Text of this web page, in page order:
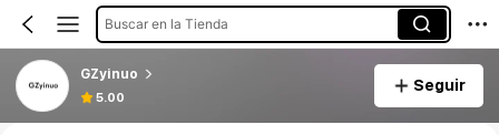
Buscar en la Tienda
GZyinuo
5.00
Seguir